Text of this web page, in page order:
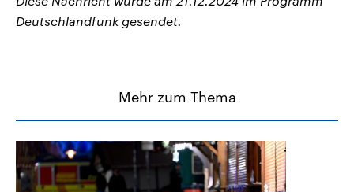
Deutschlandfunk gesendet.
Mehr zum Thema